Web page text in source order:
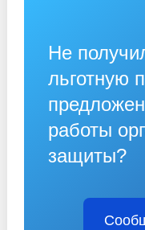
Не
льготную
работы
защиты?